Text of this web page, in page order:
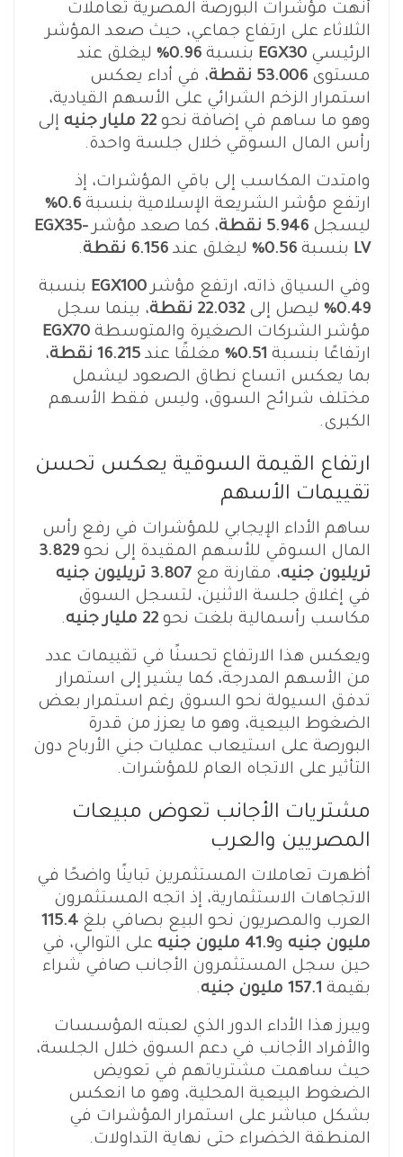
أنهت مؤشرات البورصة المصرية تعاملات
الثلاثاء على ارتفاع جماعي، حيث صعد المؤشر
الرئيسي EGX30 بنسبة 0.96%
ليغلق عند
مستوى 53.006 نقطة
، في أداء يعكس
استمرار الزخم الشرائي على الأسهم القيادية،
وهو ما ساهم في إضافة نحو 22 مليار جنيه
إلى
رأس المال السوقي خلال جلسة واحدة.
وامتدت المكاسب إلى باقي المؤشرات، إذ
ارتفع مؤشر الشريعة الإسلامية بنسبة 0.6%
ليسجل 5.946 نقطة ، كما صعد مؤشرEGX35-
LV بنسبة 0.56% ليغلق عند 6.156 نقطة .
وفي السياق ذاته، ارتفع مؤشرEGX100 بنسبة
0.49%
ليصل إلى 22.032 نقطة
، بينما سجل
مؤشر الشركات الصغيرة والمتوسطة EGX70
ارتفاعًا بنسبة 0.51% مغلقًا عند 16.215 نقطة
،
بما يعكس اتساع نطاق الصعود ليشمل
مختلف شرائح السوق، وليس فقط الأسهم
الكبرى.
ارتفاع القيمة السوقية يعكس تحسن
تقييمات الأسهم
ساهم الأداء الإيجابي للمؤشرات في رفع رأس
المال السوقي للأسهم المقيدة إلى نحو 3.829
تريليون جنيه، مقارنة مع 3.807 تريليون جنيه
في إغلاق جلسة الاثنين، لتسجل السوق
مكاسب رأسمالية بلغت نحو 22 مليار جنيه .
ويعكس هذا الارتفاع تحسنًا في تقييمات عدد
من الأسهم المدرجة، كما يشير إلى استمرار
تدفق السيولة نحو السوق رغم استمرار بعض
الضغوط البيعية، وهو ما يعزز من قدرة
البورصة على استيعاب عمليات جني الأرباح دون
التأثير على الاتجاه العام للمؤشرات.
مشتريات الأجانب تعوض مبيعات
المصريين والعرب
أظهرت تعاملات المستثمرين تباينًا واضحًا في
الاتجاهات الاستثمارية، إذ اتجه المستثمرون
العرب والمصريون نحو البيع بصافي بلغ 115.4
مليون جنيه و41.9 مليون جنيه
على التوالي، في
حين سجل المستثمرون الأجانب صافي شراء
بقيمة 157.1 مليون جنيه .
ويبرز هذا الأداء الدور الذي لعبته المؤسسات
والأفراد الأجانب في دعم السوق خلال الجلسة،
حيث ساهمت مشترياتهم في تعويض
الضغوط البيعية المحلية، وهو ما انعكس
بشكل مباشر على استمرار المؤشرات في
المنطقة الخضراء حتى نهاية التداولات.